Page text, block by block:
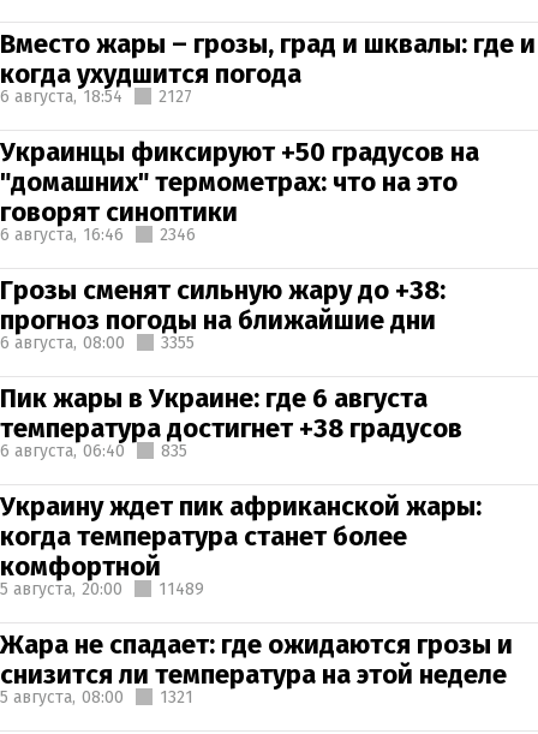
Вместо жары – грозы, град и шквалы: где и
когда ухудшится погода
6 августа, 18:54 2127
Украинцы фиксируют +50 градусов на
"домашних" термометрах: что на это
говорят синоптики
6 августа, 16:46 2346
Грозы сменят сильную жару до +38:
прогноз погоды на ближайшие дни
6 августа, 08:00 3355
Пик жары в Украине: где 6 августа
температура достигнет +38 градусов
6 августа, 06:40 835
Украину ждет пик африканской жары:
когда температура станет более
комфортной
5 августа, 20:00 11489
Жара не спадает: где ожидаются грозы и
снизится ли температура на этой неделе
5 августа, 08:00 1321